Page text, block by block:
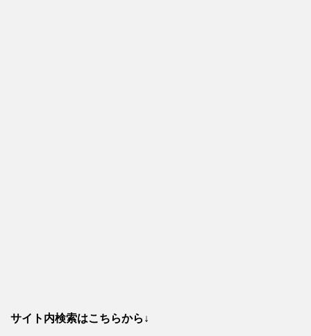
サイト内検索はこちらから↓